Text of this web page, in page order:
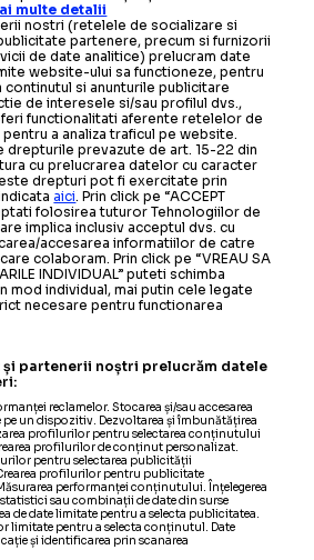
multe detalii
nostri (retelele de socializare si
partenere, precum si furnizorii
de date analitice) prelucram date
website-ului sa functioneze, pentru
continutul si anunturile publicitare
de interesele si/sau profilul dvs.,
functionalitati aferente retelelor de
a analiza traficul pe website.
drepturile prevazute de art. 15-22 din
cu prelucrarea datelor cu caracter
drepturi pot fi exercitate prin
aici. Prin click pe “ACCEPT
folosirea tuturor Tehnologiilor de
implica inclusiv acceptul dvs. cu
accesarea informatiilor de catre
colaboram. Prin click pe “VREAU SA
INDIVIDUAL” puteti schimba
mod individual, mai putin cele legate
necesare pentru functionarea
și partenerii noștri prelucrăm datele
reclamelor. Stocarea și/sau accesarea
un dispozitiv. Dezvoltarea și îmbunătățirea
profilurilor pentru selectarea conținutului
profilurilor de conținut personalizat.
pentru selectarea publicității
profilurilor pentru publicitate
performanței conținutului. Înțelegerea
sau combinații de date din surse
de date limitate pentru a selecta publicitatea.
limitate pentru a selecta conținutul. Date
și identificarea prin scanarea